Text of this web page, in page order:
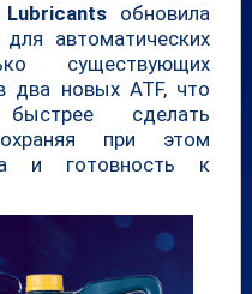
обновила
автоматических
существующих
два новых ATF, что
сделать
при этом
и готовность к